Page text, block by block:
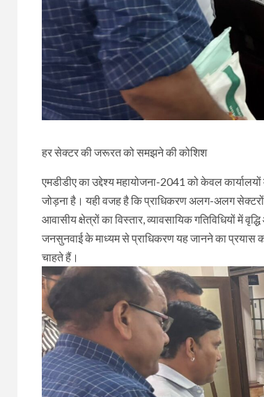
हर सेक्टर की जरूरत को समझने की कोशिश
एमडीडीए का उद्देश्य महायोजना-2041 को केवल
जोड़ना है। यही वजह है कि प्राधिकरण अलग-अलग सेक्टरों
आवासीय क्षेत्रों का विस्तार, व्यावसायिक गतिविधियों में
जनसुनवाई के माध्यम से प्राधिकरण यह जानने का प्रयास
चाहते हैं।